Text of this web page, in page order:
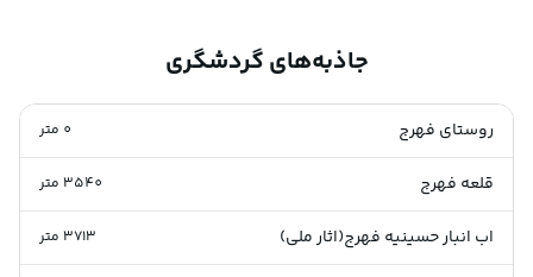
جاذبه‌های گردشگری
روستای فهرج 0 متر
قلعه فهرج 3540متر
اب انبار حسینیه فهرج(اثار ملی) 3713متر